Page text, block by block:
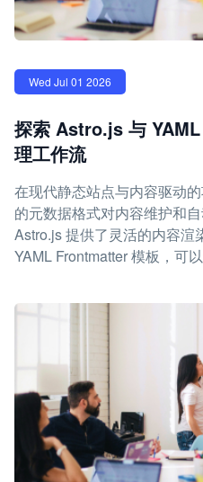
Wed Jul 01 2026
探索 Astro.js 与
理工作流
在现代静态站点与内容驱动
的元数据格式对内容维护和自
Astro.js 提供了灵活的内容渲
YAML Frontmatter 模板，可